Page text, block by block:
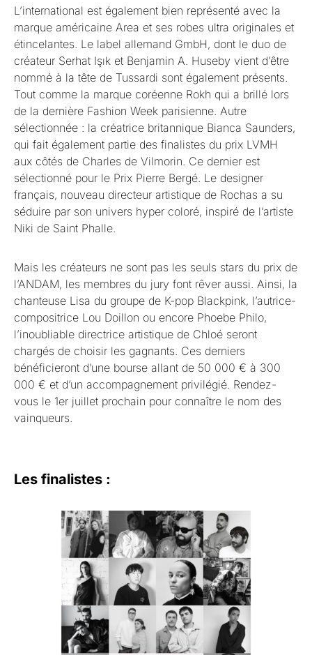
L’international est également bien représenté avec la
marque américaine Area et ses robes ultra originales et
étincelantes. Le label allemand GmbH, dont le duo de
créateur Serhat Işık et Benjamin A. Huseby vient d’être
nommé à la tête de Tussardi sont également présents.
Tout comme la marque coréenne Rokh qui a brillé lors
de la dernière Fashion Week parisienne. Autre
sélectionnée : la créatrice britannique Bianca Saunders,
qui fait également partie des finalistes du prix LVMH
aux côtés de Charles de Vilmorin. Ce dernier est
sélectionné pour le Prix Pierre Bergé. Le designer
français, nouveau directeur artistique de Rochas a su
séduire par son univers hyper coloré, inspiré de l’artiste
Niki de Saint Phalle.
Mais les créateurs ne sont pas les seuls stars du prix de
l’ANDAM, les membres du jury font rêver aussi. Ainsi, la
chanteuse Lisa du groupe de K-pop Blackpink, l’autrice-
compositrice Lou Doillon ou encore Phoebe Philo,
l’inoubliable directrice artistique de Chloé seront
chargés de choisir les gagnants. Ces derniers
bénéficieront d’une bourse allant de 50 000 € à 300
000 € et d’un accompagnement privilégié. Rendez-
vous le 1er juillet prochain pour connaître le nom des
vainqueurs.
Les finalistes :